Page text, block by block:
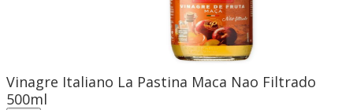
Vinagre Italiano La Pastina Maca Nao Filtrado
500ml